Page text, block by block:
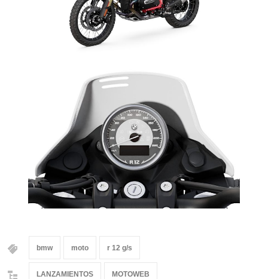
bmw moto r 12 g/s
LANZAMIENTOS MOTOWEB